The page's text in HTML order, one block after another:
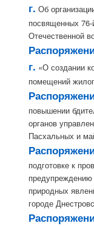
г. Об
посвященных
Отечественной
г. «О создании
помещений
повышении
органов
Пасхальных и
подготовке к
предупреждению
природных
городе